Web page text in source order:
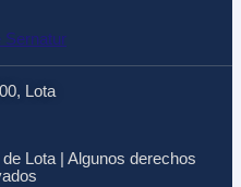
Lota
Lota | Algunos derechos